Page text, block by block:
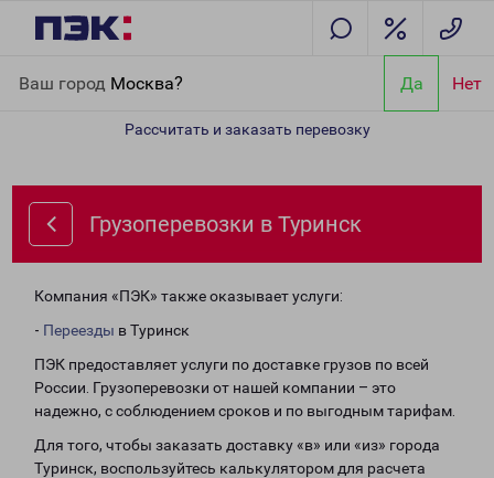
Ваш город Москва? Да Нет
Рассчитать и заказать перевозку
Грузоперевозки в Туринск
Компания «ПЭК» также оказывает услуги:
- Переезды в Туринск
ПЭК предоставляет услуги по доставке грузов по всей
России. Грузоперевозки от нашей компании – это
надежно, с соблюдением сроков и по выгодным тарифам.
Для того, чтобы заказать доставку «в» или «из» города
Туринск, воспользуйтесь калькулятором для расчета